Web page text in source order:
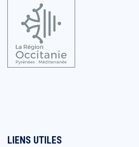
LIENS UTILES